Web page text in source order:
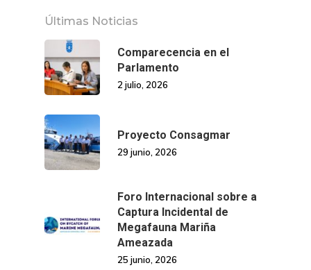
Últimas Noticias
Comparecencia en el
Parlamento
2 julio, 2026
Proyecto Consagmar
29 junio, 2026
Foro Internacional sobre a
Captura Incidental de
Megafauna Mariña
Ameazada
25 junio, 2026